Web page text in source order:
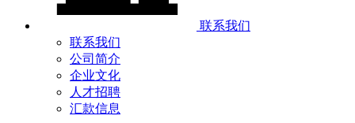
联系我们
联系我们
公司简介
企业文化
人才招聘
汇款信息